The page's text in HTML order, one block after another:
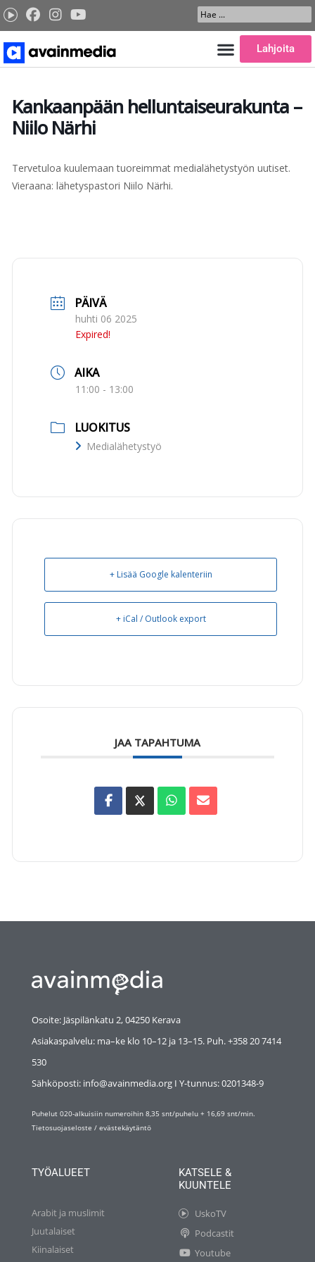
Siirry
sisältöön
Search
...
Lahjoita
Kankaanpään helluntaiseurakunta –
Niilo Närhi
Tervetuloa kuulemaan tuoreimmat medialähetystyön uutiset.
Vieraana: lähetyspastori Niilo Närhi.
PÄIVÄ
huhti 06 2025
Expired!
AIKA
11:00 - 13:00
LUOKITUS
Medialähetystyö
+ Lisää Google kalenteriin
+ iCal / Outlook export
JAA TAPAHTUMA
Osoite: Jäspilänkatu 2, 04250 Kerava
Asiakaspalvelu: ma–ke klo 10–12 ja 13–15. Puh. +358 20 7414
530
Sähköposti: info@avainmedia.org I Y-tunnus:0201348-9
Puhelut 020-alkuisiin numeroihin 8,35 snt/puhelu + 16,69 snt/min.
Tietosuojaseloste / evästekäytäntö
TYÖALUEET
Arabit ja muslimit
Juutalaiset
Kiinalaiset
KATSELE &
KUUNTELE
UskoTV
Podcastit
Youtube